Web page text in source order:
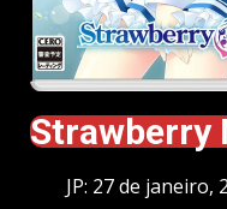
Strawberry
JP: 27 de janeiro,